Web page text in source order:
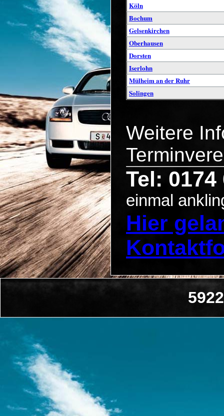
Köln
Bochum
Gelsenkirchen
Oberhausen
Dorsten
Iserlohn
Mülheim an der Ruhr
Solingen
Weitere
Tel: 0174
einmal
Hier